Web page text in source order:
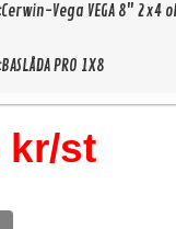
Cerwin-Vega VEGA 8" 2x4
BASLÅDA PRO 1X8
kr/st